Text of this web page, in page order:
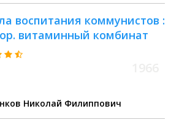
статей
воспитания коммунистов :
витаминный комбинат
Николай Филиппович